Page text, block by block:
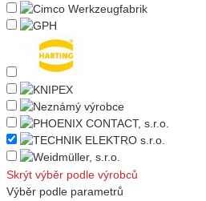
Skrýt výběr podle výrobců
Výběr podle parametrů